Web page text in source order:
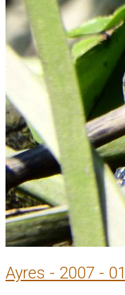
Ayres - 2007 - 01